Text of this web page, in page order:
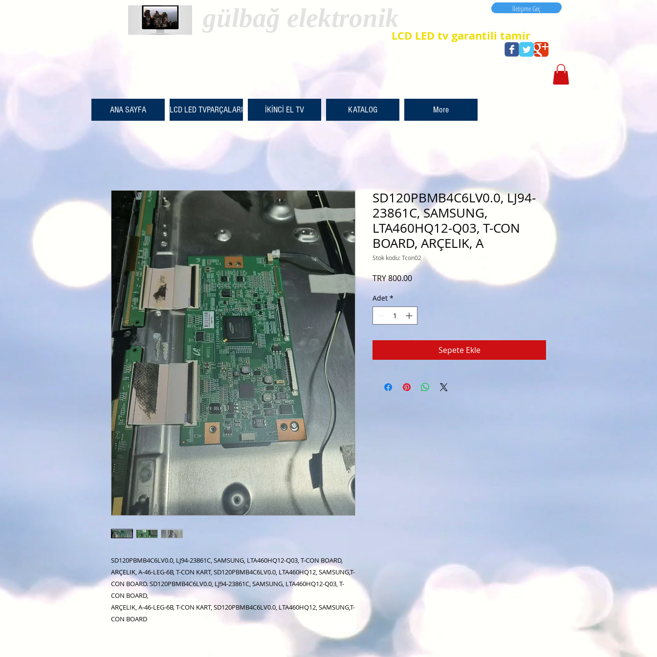
LCD LED tv garantili tamir
gülbağ elektronik İletişime Geç
İletişime Geç
ANA SAYFA LCD LED TVPARÇALARI İKİNCİ EL TV KATALOG More
SD120PBMB4C6LV0.0, LJ94-23861C, SAMSUNG, LTA460HQ12-Q03, T-CON BOARD,
ARÇELIK, A-46-LEG-6B, T-CON KART, SD120PBMB4C6LV0.0, LTA460HQ12, SAMSUNG,T-
CON BOARD. SD120PBMB4C6LV0.0, LJ94-23861C, SAMSUNG, LTA460HQ12-Q03, T-
CON BOARD,
ARÇELIK, A-46-LEG-6B, T-CON KART, SD120PBMB4C6LV0.0, LTA460HQ12, SAMSUNG,T-
CON BOARD
SD120PBMB4C6LV0.0, LJ94-
23861C, SAMSUNG,
LTA460HQ12-Q03, T-CON
BOARD, ARÇELIK, A
Stok kodu: Tcon02
TRY 800.00Fiyat
Adet *
Sepete Ekle